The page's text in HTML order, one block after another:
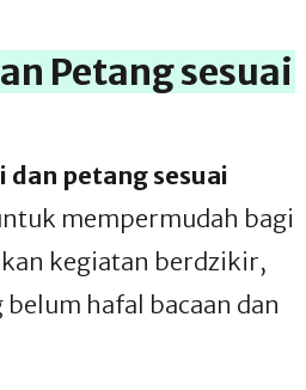
Petang sesuai
dan petang sesuai
mempermudah bagi
kegiatan berdzikir,
hafal bacaan dan